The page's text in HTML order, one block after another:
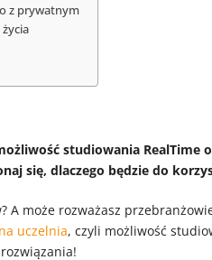
z prywatnym
studiowania RealTime
się, dlaczego będzie do
A może rozważasz
uczelnia, czyli możliwość